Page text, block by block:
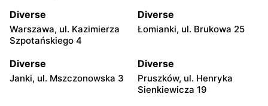
Diverse
Warszawa, ul. Kazimierza
Szpotańskiego 4
Diverse
Łomianki, ul. Brukowa 25
Diverse
Janki, ul. Mszczonowska 3
Diverse
Pruszków, ul. Henryka
Sienkiewicza 19